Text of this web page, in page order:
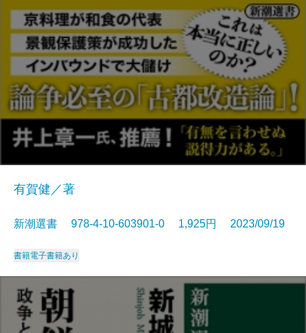
有賀健／著
新潮選書 978-4-10-603901-0 1,925円 2023/09/19
書籍電子書籍あり